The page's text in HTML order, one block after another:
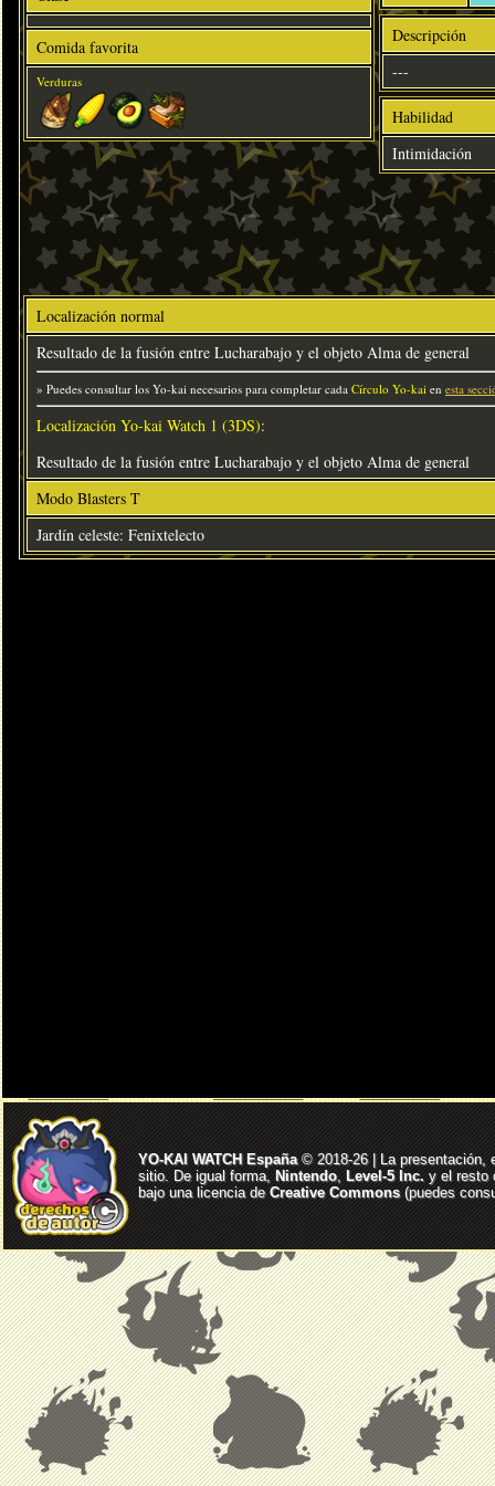
Comida favorita
Verduras
Descripción
---
Habilidad
Intimidación
Localización normal
Resultado de la fusión entre Lucharabajo y el objeto Alma de general
» Puedes consultar los Yo-kai necesarios para completar cada Círculo Yo-kai en esta
Localización Yo-kai Watch 1 (3DS):
Resultado de la fusión entre Lucharabajo y el objeto Alma de general
Modo Blasters T
Jardín celeste: Fenixtelecto
YO-KAI WATCH España© 2018-26 | La presentación,
sitio. De igual forma, Nintendo, Level-5 Inc. y el resto
bajo una licencia deCreative Commons(puedes